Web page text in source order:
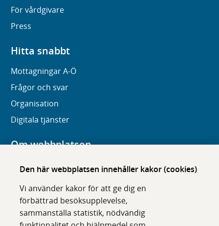
Den här webbplatsen innehåller kakor (cookies)
Vi använder kakor för att ge dig en
förbättrad besöksupplevelse,
sammanställa statistik, nödvändig
För vårdgivare
Press
Hitta snabbt
Mottagningar A-Ö
Frågor och svar
Organisation
Digitala tjänster
Om webbplatsen
Om karolinska.se
Tillgänglighet
Om cookies